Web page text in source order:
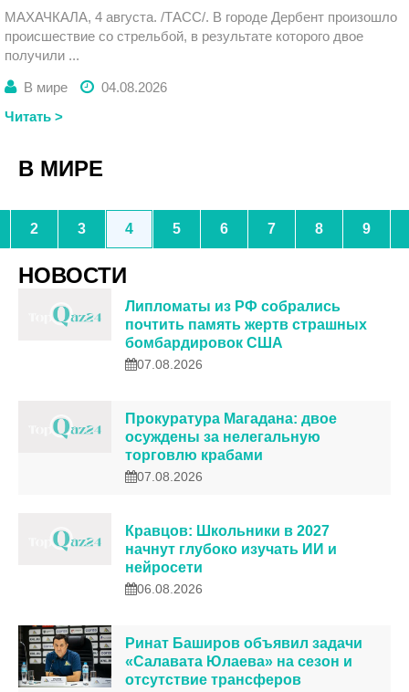
МАХАЧКАЛА, 4 августа. /ТАСС/. В городе Дербент произошло
происшествие со стрельбой, в результате которого двое
получили ...
В мире
04.08.2026
Читать >
В МИРЕ
2 3 4 5 6 7 8 9
НОВОСТИ
Липломаты из РФ собрались
почтить память жертв страшных
бомбардировок США
07.08.2026
Прокуратура Магадана: двое
осуждены за нелегальную
торговлю крабами
07.08.2026
Кравцов: Школьники в 2027
начнут глубоко изучать ИИ и
нейросети
06.08.2026
Ринат Баширов объявил задачи
«Салавата Юлаева» на сезон и
отсутствие трансферов